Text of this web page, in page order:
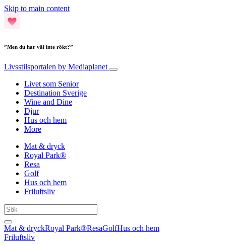
Skip to main content
”Men du har väl inte rökt?”
Livsstilsportalen by Mediaplanet
Livet som Senior
Destination Sverige
Wine and Dine
Djur
Hus och hem
More
Mat & dryck
Royal Park®
Resa
Golf
Hus och hem
Friluftsliv
Mat & dryckRoyal Park®ResaGolfHus och hem
Friluftsliv